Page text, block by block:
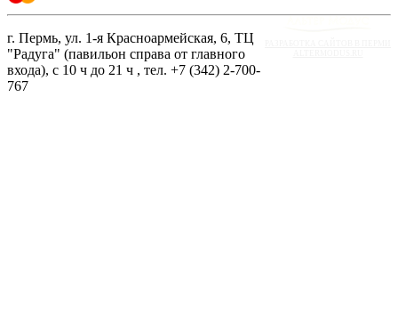
г. Пермь, ул. 1-я Красноармейская, 6, ТЦ
"Радуга" (павильон справа от главного
входа), с 10 ч до 21 ч , тел. +7 (342) 2-700-
767